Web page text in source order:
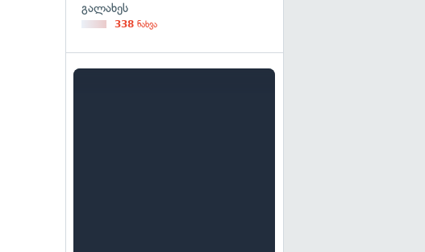
გალახეს
338 ნახვა